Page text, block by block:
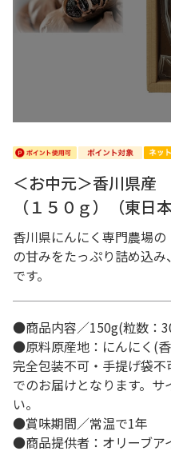
＜お中元＞香川県産
（１５０ｇ）（東日本
香川県にんにく専門農場
の甘みをたっぷり詰め込
です。
●商品内容／150g(粒数：
●原料原産地：にんにく(
完全包装不可・手提げ袋
でのお届けとなります。
い。
●賞味期間／常温で1年
●商品提供者：オリーブア